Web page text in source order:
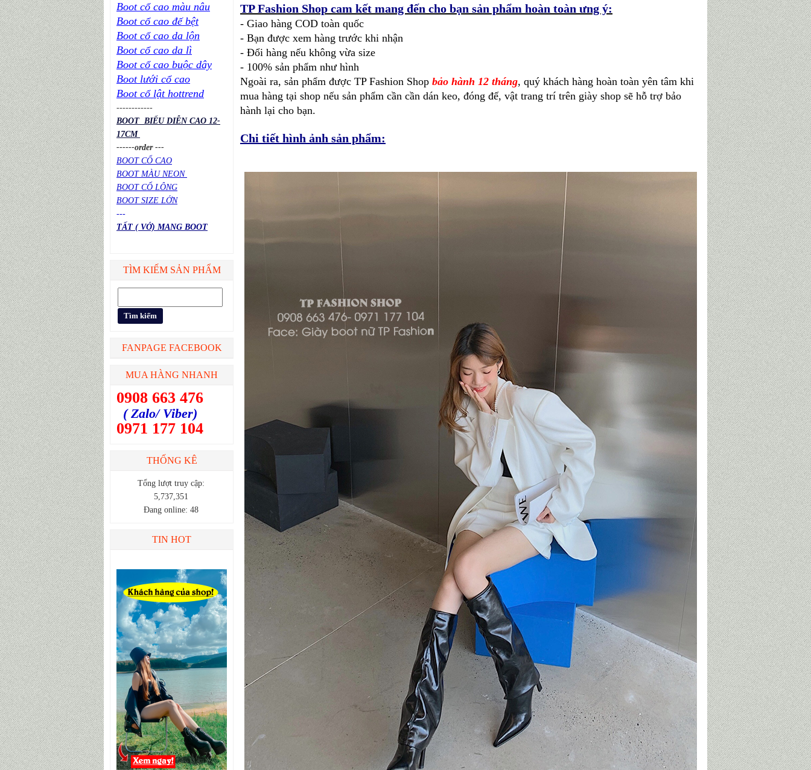
TP Fashion Shop cam kết mang đến cho bạn sản phẩm hoàn toàn ưng ý:
- Giao hàng COD toàn quốc
- Bạn được xem hàng trước khi nhận
- Đổi hàng nếu không vừa size
- 100% sản phẩm như hình
Ngoài ra, sản phẩm được TP Fashion Shop bảo hành 12 tháng, quý khách hàng hoàn toàn yên tâm khi
mua hàng tại shop nếu sản phẩm cần cần dán keo, đóng đế, vật trang trí trên giày shop sẽ hỗ trợ bảo
hành lại cho bạn.
Chi tiết hình ảnh sản phẩm:
Boot cổ cao màu nâu
Boot cổ cao đế bệt
Boot cổ cao da lộn
Boot cổ cao da lì
Boot cổ cao buộc dây
Boot lưới cổ cao
Boot cổ lật hottrend
------------
BOOT BIỂU DIỄN CAO 12-
17CM
------order ---
BOOT CỔ CAO
BOOT MÀU NEON
BOOT CỔ LÔNG
BOOT SIZE LỚN
---
TẤT ( VỚ) MANG BOOT
TÌM KIẾM SẢN PHẨM
FANPAGE FACEBOOK
MUA HÀNG NHANH
0908 663 476
( Zalo/ Viber)
0971 177 104
THỐNG KÊ
Tổng lượt truy cập:
5,737,351
Đang online: 48
TIN HOT